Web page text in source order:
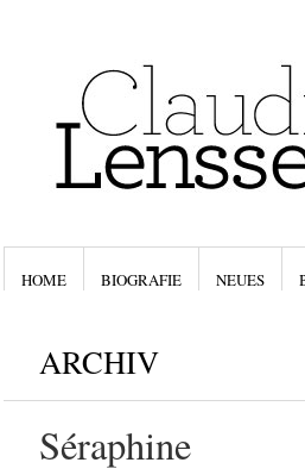
HOME BIOGRAFIE NEUES
ARCHIV
Séraphine